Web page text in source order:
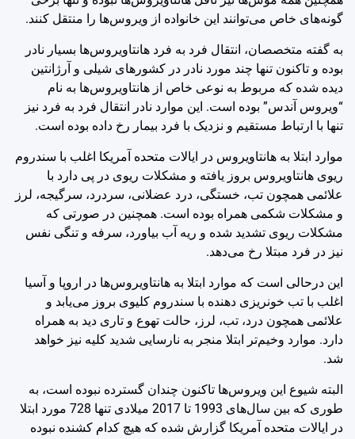
گونه‌های خاص می‌توانند این خانواده از ویروس‌ها را منتقل کنند.
به گفته متخصصان، انتقال فرد به فرد هانتاویروس‌ها بسیار نادر
بوده و تاکنون تنها چند مورد نادر در کشورهای شیلی و آرژانتین
دیده شده که مربوط به نوعی خاص از هانتاویروس‌ها به نام
“ویروس آندس” بوده است. این موارد نادر انتقال فرد به فرد نیز
تنها با ارتباط مستقیم و نزدیک با فرد بیمار رخ داده بوده است.
موارد ابتلا به هانتاویروس در ایالات متحده آمریکا اغلب با سندروم
ریوی هانتاویروس بروز یافته و مشکلات ریوی در پی دارد با
علائمی همچون تب، خستگی، درد عضلانی، سردرد، سرگیجه، لرز
و مشکلات شکمی همراه بوده است. همچنین در صورتی که
مشکلات ریوی تشدید شده و ریه آب بیاورد، سرفه و تنگی نفس
نیز در فرد مبتلا رخ می‌دهد.
این درحالی است که موارد ابتلا به هانتاویروس‌ها در اروپا و آسیا
اغلب با تب خونریزی دهنده با سندروم کلیوی بروز می‌یابد و
علائمی همچون درد، تب، لرز، حالت تهوع و تاری دید به همراه
دارد. موارد وخیم‌تر ابتلا منجر به نارسایی شدید کلیه نیز خواهد
شد.
البته شیوع این ویروس‌ها تاکنون چندان گسترده نبوده است، به
طوری که بین سال‌های 1993 تا 2017 میلادی تنها 728 مورد ابتلا
در ایالات متحده آمریکا گزارش شده که هیچ کدام کشنده نبوده